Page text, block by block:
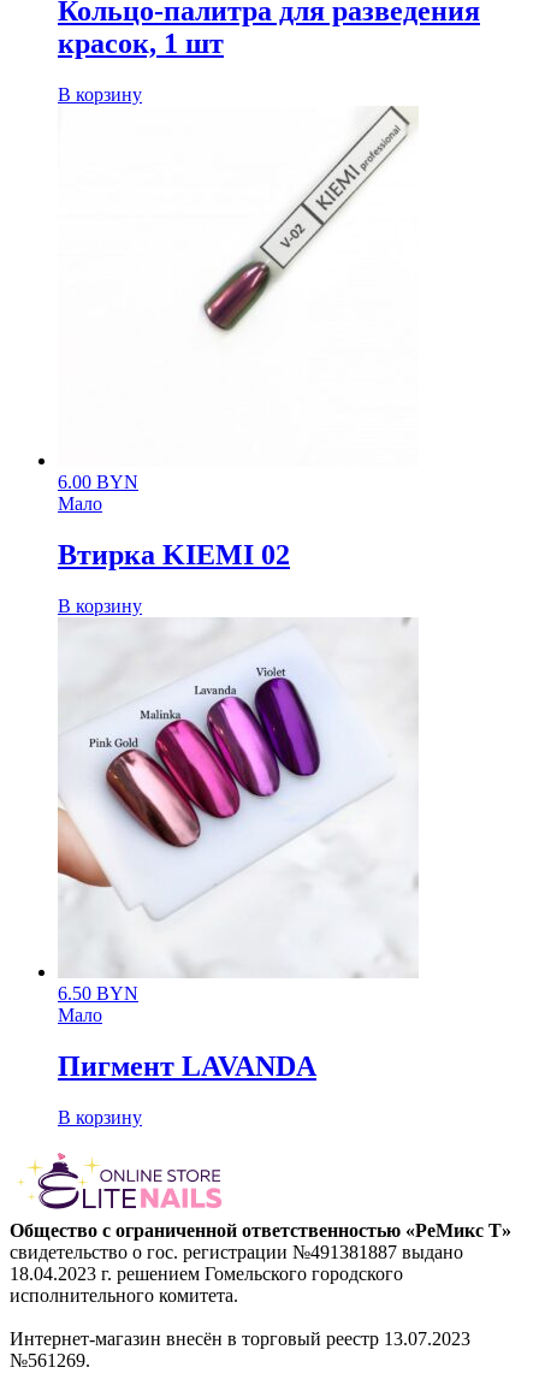
Кольцо-палитра для разведения
красок, 1 шт
В корзину
6.00 BYN
Мало
Втирка KIEMI 02
В корзину
6.50 BYN
Мало
Пигмент LAVANDA
В корзину
Общество с ограниченной ответственностью «РеМикс Т»
свидетельство о гос. регистрации №491381887 выдано
18.04.2023 г. решением Гомельского городского
исполнительного комитета.
Интернет-магазин внесён в торговый реестр 13.07.2023
№561269.